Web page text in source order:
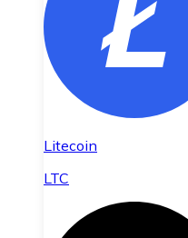
Litecoin
LTC